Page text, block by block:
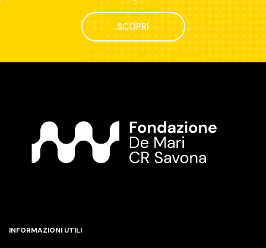
SCOPRI
INFORMAZIONI UTILI